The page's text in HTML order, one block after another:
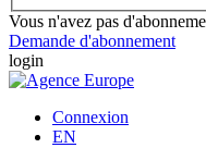
Vous n'avez pas
Demande d'abonnement
login
Connexion
EN